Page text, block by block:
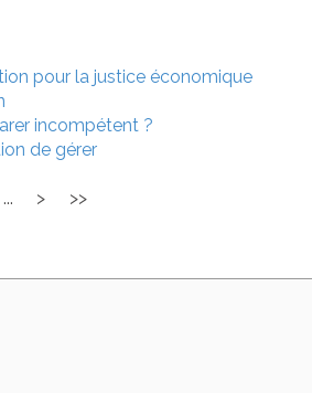
pour la justice économique
incompétent ?
de gérer
... > >>